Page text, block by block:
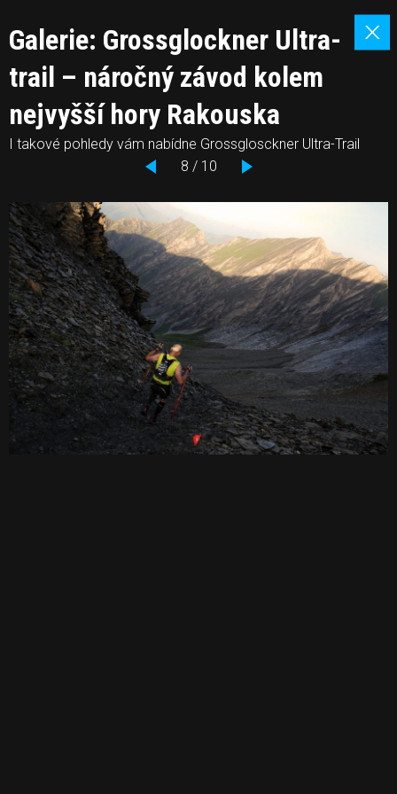
Galerie: Grossglockner Ultra-
trail – náročný závod kolem
nejvyšší hory Rakouska
I takové pohledy vám nabídne Grossglosckner Ultra-Trail
8 / 10